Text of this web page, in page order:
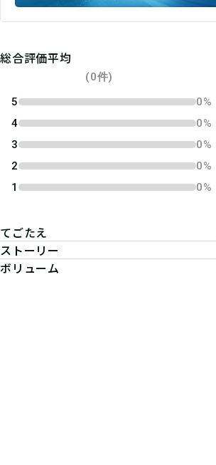
総合評価平均
(0件)
5
0%
4
0%
3
0%
2
0%
1
0%
てごたえ
ストーリー
ボリューム